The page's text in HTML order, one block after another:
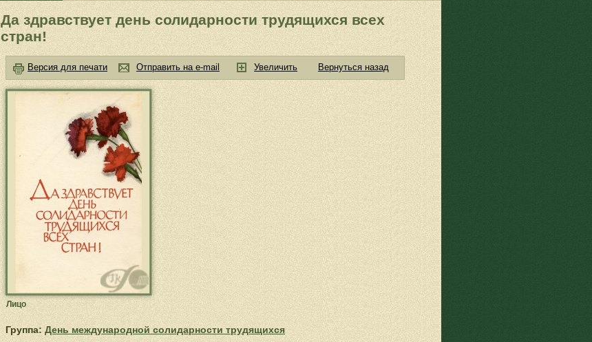
Да здравствует день солидарности трудящихся всех
стран!
Версия для печати Отправить на e-mail Увеличить Вернуться назад
Лицо
Группа: День международной солидарности трудящихся